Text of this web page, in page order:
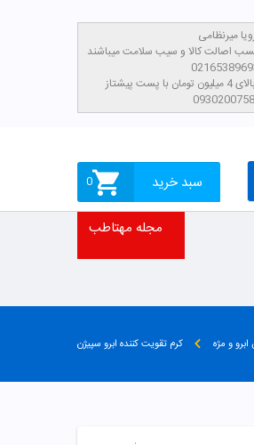
پیشتاز
سبد خرید 0
مجله مهتاطب
و مژه کرم تقویت کننده ابرو سپیژن